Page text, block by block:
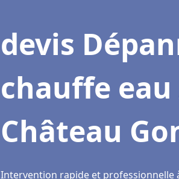
devis
chauffe
Château
Intervention rapide et professionnelle